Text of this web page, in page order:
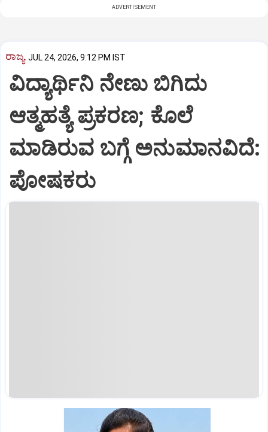
ADVERTISEMENT
ರಾಜ್ಯ JUL 24, 2026, 9:12 PM IST
ವಿದ್ಯಾರ್ಥಿನಿ ನೇಣು ಬಿಗಿದು
ಆತ್ಮಹತ್ಯೆ ಪ್ರಕರಣ; ಕೊಲೆ
ಮಾಡಿರುವ ಬಗ್ಗೆ ಅನುಮಾನವಿದೆ:
ಪೋಷಕರು